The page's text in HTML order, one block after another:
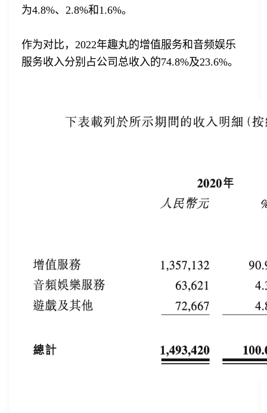
为4.8%、2.8%和1.6%。
作为对比，2022年趣丸的增值服务和音频娱乐
服务收入分别占公司总收入的74.8%及23.6%。